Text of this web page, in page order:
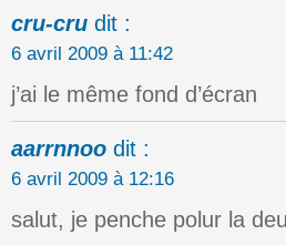
cru-cru dit :
6 avril 2009 à 11:42
j’ai le même fond d’écran
aarrnnoo dit :
6 avril 2009 à 12:16
salut, je penche polur la